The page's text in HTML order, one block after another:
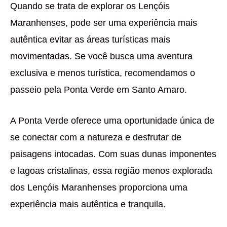
Quando se trata de explorar os Lençóis
Maranhenses, pode ser uma experiência mais
autêntica evitar as áreas turísticas mais
movimentadas. Se você busca uma aventura
exclusiva e menos turística, recomendamos o
passeio pela Ponta Verde em Santo Amaro.
A Ponta Verde oferece uma oportunidade única de
se conectar com a natureza e desfrutar de
paisagens intocadas. Com suas dunas imponentes
e lagoas cristalinas, essa região menos explorada
dos Lençóis Maranhenses proporciona uma
experiência mais autêntica e tranquila.